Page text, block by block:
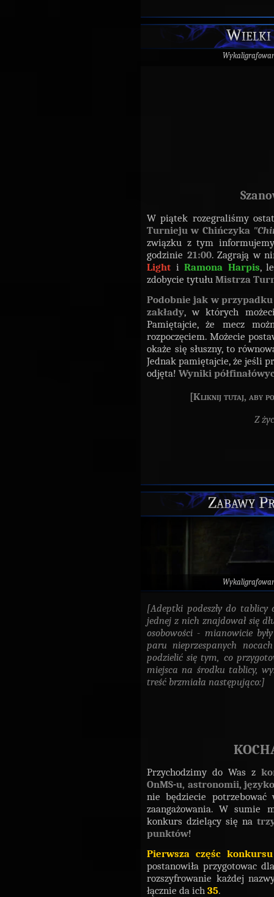
Wielki
W piątek rozegraliśmy
Turnieju w Chińczyka
związku z tym
godzinie 21:00. Zagrają w
Light iRamona Harpis,
zdobycie tytułu Mistrza
Podobnie jak w
zakłady, w których
Pamiętajcie, że mecz
rozpoczęciem. Możecie
okaże się słuszny, to
Jednak pamiętajcie, że jeśli
odjęta! Wyniki
[Kliknij tutaj, aby
Z
Zabawy
[Adeptki podeszły do tablicy
jednej z nich znajdował się
osobowości - mianowicie
paru nieprzespanych
podzielić się tym, co
miejsca na środku tablicy,
treść brzmiała następująco:]
Przychodzimy do Was z
OnMS-u, astronomii,
nie będziecie
zaangażowania. W sumie
konkurs dzielący się na
punktów!
Pierwsza częśc konkursu
postanowiła przygotowac
rozszyfrowanie każdej
łącznie da ich 35.